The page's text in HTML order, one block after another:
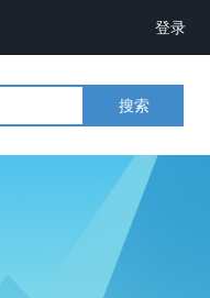
登录
搜索